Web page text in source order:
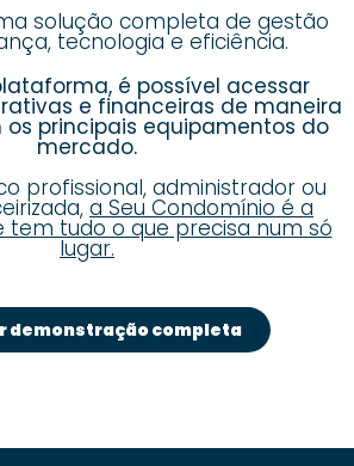
solução completa de gestão
tecnologia e eficiência.
é possível acessar
e financeiras de maneira
principais equipamentos do
mercado.
profissional, administrador ou
a Seu Condomínio é a
tudo o que precisa num só
lugar.
demonstração completa